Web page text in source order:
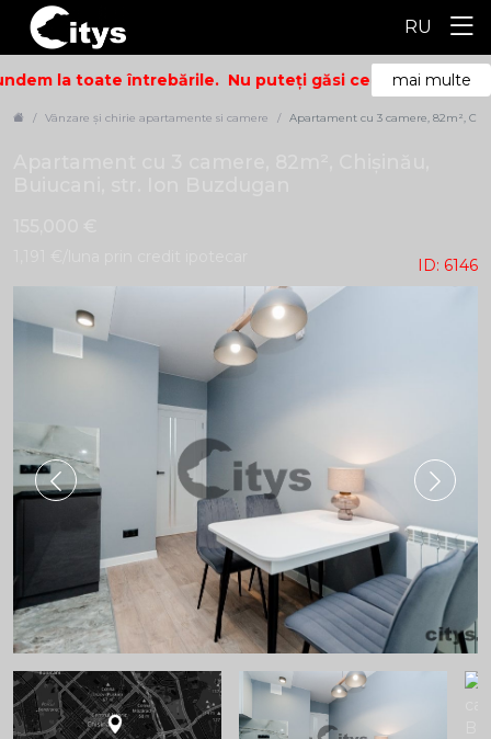
RU
la toate întrebările. Nu puteți găsi ceea ce căutați?
mai multe
Vânzare și chirie apartamente si camere Apartament cu 3 camere, 82m²,
ID: 6146